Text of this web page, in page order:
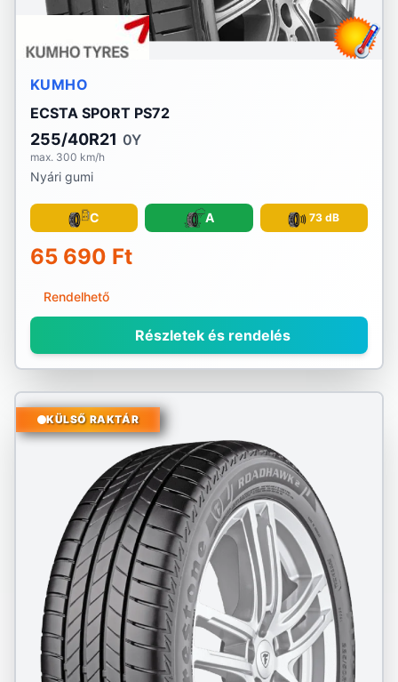
KUMHO
ECSTA SPORT PS72
255/40R21 0Y
max. 300 km/h
Nyári gumi
C A 73 dB
65 690 Ft
Rendelhető
Részletek és rendelés
KÜLSŐ RAKTÁR